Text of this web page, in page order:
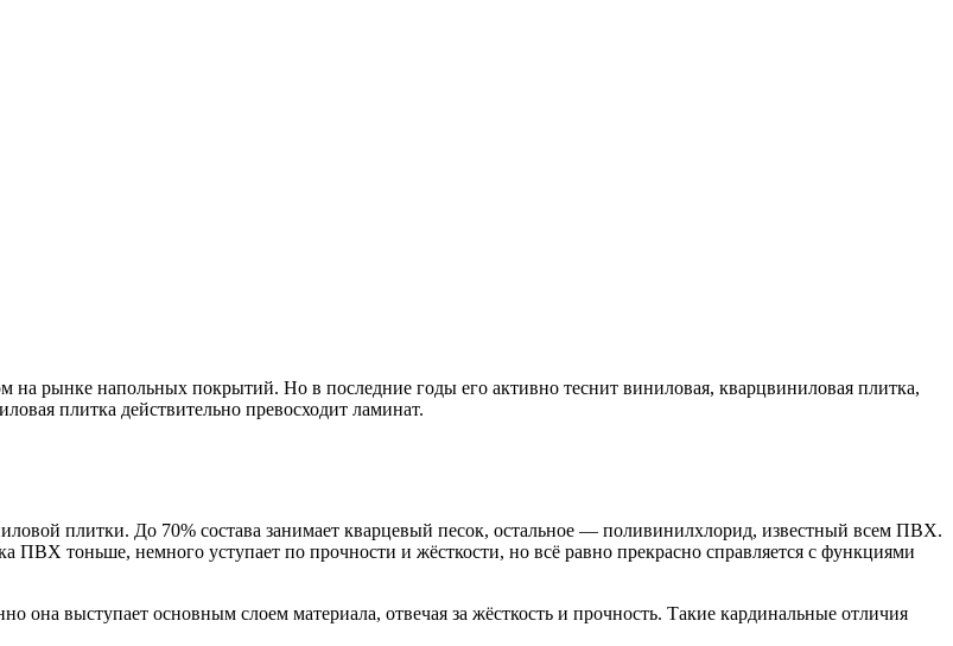
рынке напольных покрытий. Но в последние годы его активно теснит виниловая, кварцвиниловая плитка,
плитка действительно превосходит ламинат.
плитки. До 70% состава занимает кварцевый песок, остальное — поливинилхлорид, известный всем ПВХ.
ПВХ тоньше, немного уступает по прочности и жёсткости, но всё равно прекрасно справляется с функциями
выступает основным слоем материала, отвечая за жёсткость и прочность. Такие кардинальные отличия